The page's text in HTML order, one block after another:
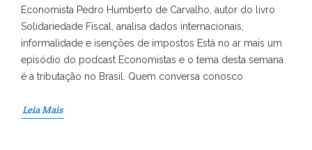
Economista Pedro Humberto de Carvalho, autor do livro
Solidariedade Fiscal, analisa dados internacionais,
informalidade e isenções de impostos Está no ar mais um
episódio do podcast Economistas e o tema desta semana
é a tributação no Brasil. Quem conversa conosco
Leia Mais